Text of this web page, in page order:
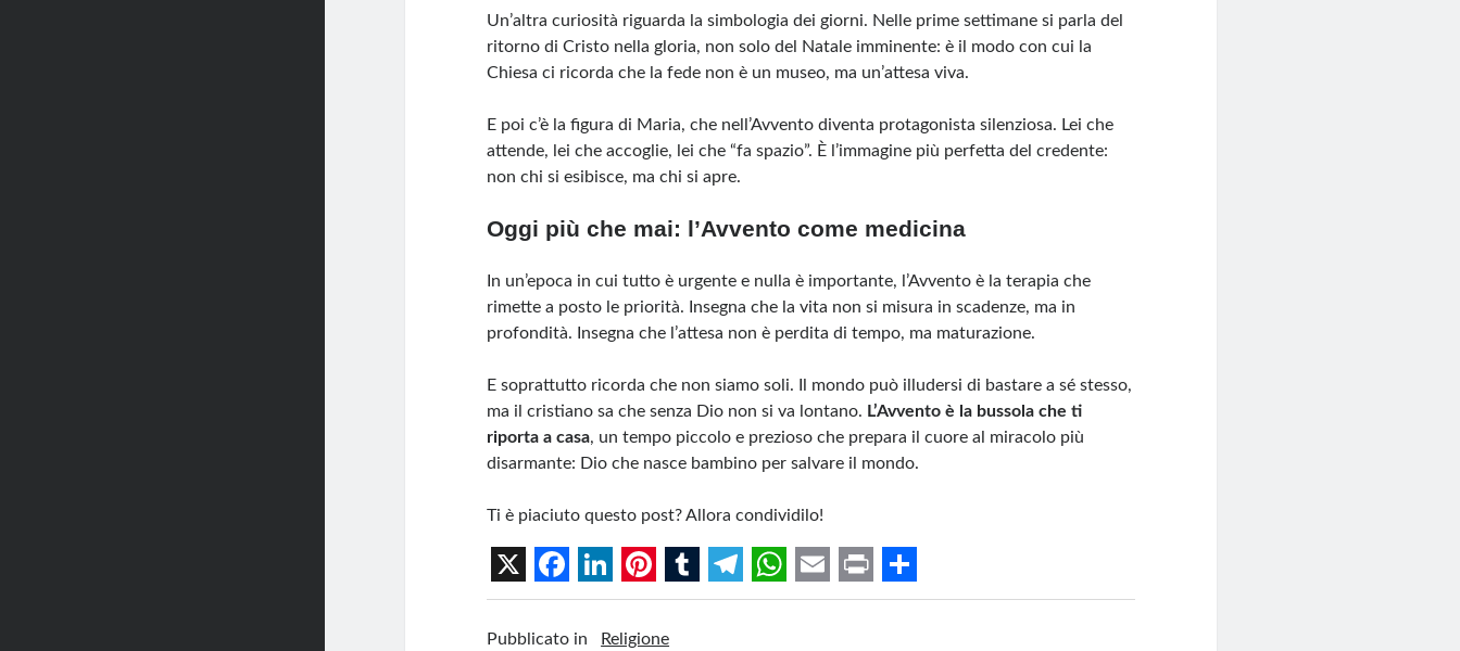
Un’altra curiosità riguarda la simbologia dei giorni. Nelle prime settimane si parla del
ritorno di Cristo nella gloria, non solo del Natale imminente: è il modo con cui la
Chiesa ci ricorda che la fede non è un museo, ma un’attesa viva.
E poi c’è la figura di Maria, che nell’Avvento diventa protagonista silenziosa. Lei che
attende, lei che accoglie, lei che “fa spazio”. È l’immagine più perfetta del credente:
non chi si esibisce, ma chi si apre.
Oggi più che mai: l’Avvento come medicina
In un’epoca in cui tutto è urgente e nulla è importante, l’Avvento è la terapia che
rimette a posto le priorità. Insegna che la vita non si misura in scadenze, ma in
profondità. Insegna che l’attesa non è perdita di tempo, ma maturazione.
E soprattutto ricorda che non siamo soli. Il mondo può illudersi di bastare a sé stesso,
ma il cristiano sa che senza Dio non si va lontano. L’Avvento è la bussola che ti
riporta a casa, un tempo piccolo e prezioso che prepara il cuore al miracolo più
disarmante: Dio che nasce bambino per salvare il mondo.
Ti è piaciuto questo post? Allora condividilo!
X F
a
L
i
P
i
T
u
T
W E
P
S
Pubblicato in Religione